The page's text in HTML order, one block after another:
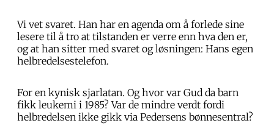
Vi vet svaret. Han har en agenda om å forlede sine
lesere til å tro at tilstanden er verre enn hva den er,
og at han sitter med svaret og løsningen: Hans egen
helbredelsestelefon.
For en kynisk sjarlatan. Og hvor var Gud da barn
fikk leukemi i 1985? Var de mindre verdt fordi
helbredelsen ikke gikk via Pedersens bønnesentral?